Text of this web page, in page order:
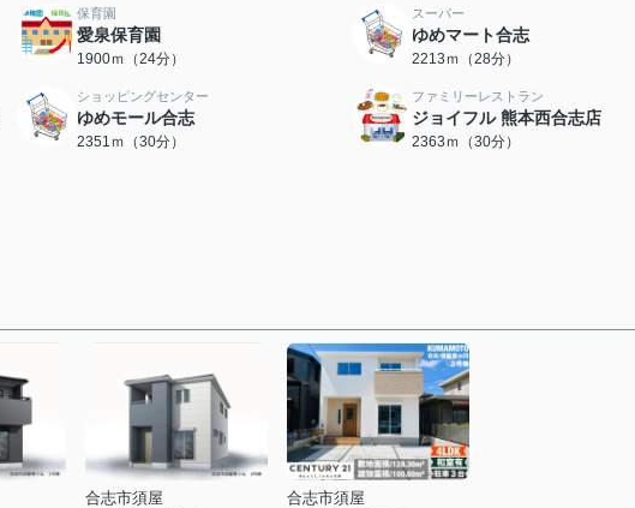
保育園
愛泉保育園
1900ｍ（24分）
スーパー
ゆめマート合志
2213ｍ（28分）
ショッピングセンター
ゆめモール合志
2351ｍ（30分）
ファミリーレストラン
ジョイフル 熊本西合志店
2363ｍ（30分）
合志市須屋
合志市須屋